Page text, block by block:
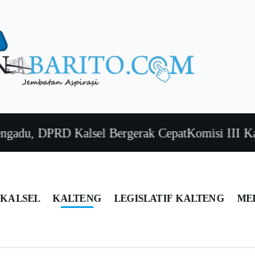
Kalsel Bergerak CepatKomisi III Kalsel
KALTENG LEGISLATIF KALTENG